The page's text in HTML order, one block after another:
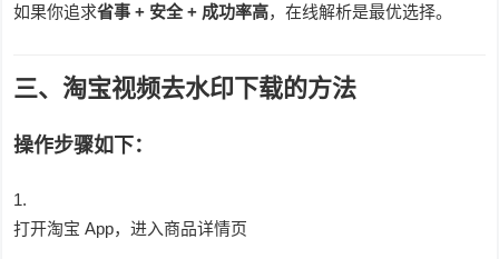
如果你追求省事 + 安全 + 成功率高，在线解析是最优选择。
三、淘宝视频去水印下载的方法
操作步骤如下：
打开淘宝 App，进入商品详情页